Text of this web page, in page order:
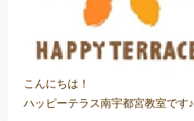
こんにちは！
ハッピーテラス南宇都宮教室です♪